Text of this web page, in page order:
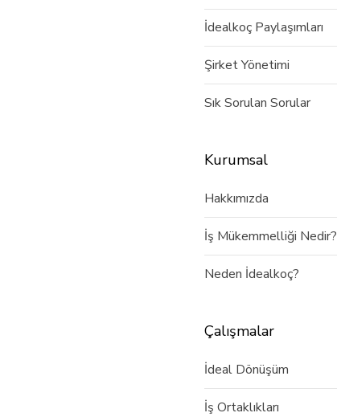
İdealkoç Paylaşımları
Şirket Yönetimi
Sık Sorulan Sorular
Kurumsal
Hakkımızda
İş Mükemmelliği Nedir?
Neden İdealkoç?
Çalışmalar
İdeal Dönüşüm
İş Ortaklıkları